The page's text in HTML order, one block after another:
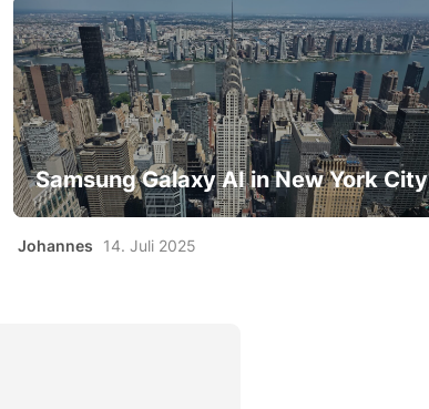
Samsung Galaxy AI in New York City
Johannes 14. Juli 2025